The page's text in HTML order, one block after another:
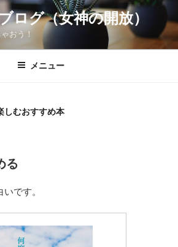
ログ（女神の開放）
おう！
メニュー
しむおすすめ本
る
です。